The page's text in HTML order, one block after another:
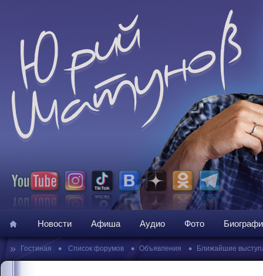
Новости Афиша Аудио Фото
» Гостиная • Список форумов • Объявления • Ближайшие